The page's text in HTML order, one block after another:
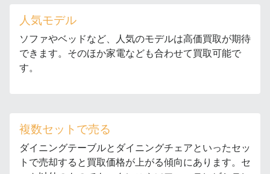
人気モデル
ソファやベッドなど、人気のモデルは高価買取が期待
できます。そのほか家電なども合わせて買取可能で
す。
複数セットで売る
ダイニングテーブルとダイニングチェアといったセッ
トで売却すると買取価格が上がる傾向にあります。セ